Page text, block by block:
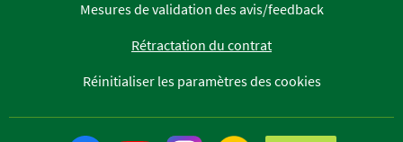
Mesures de validation des avis/feedback
Rétractation du contrat
Réinitialiser les paramètres des cookies